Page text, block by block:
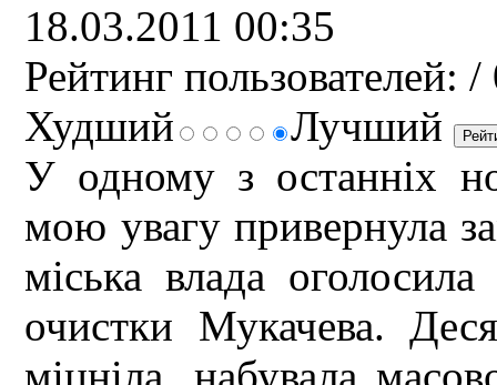
18.03.2011 00:35
Рейтинг пользователей: /
Худший
Лучший
У одному з останніх
мою увагу привернула
міська влада оголосила
очистки Мукачева.
міцніла, набувала